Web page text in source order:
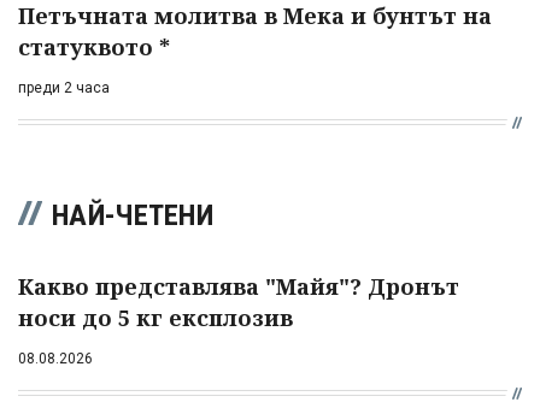
Петъчната молитва в Мека и бунтът на
статуквото *
преди 2 часа
НАЙ-ЧЕТЕНИ
Какво представлява "Майя"? Дронът
носи до 5 кг експлозив
08.08.2026